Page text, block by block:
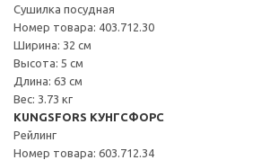
Сушилка посудная
Номер товара: 403.712.30
Ширина: 32 см
Высота: 5 см
Длина: 63 см
Вес: 3.73 кг
KUNGSFORS КУНГСФОРС
Рейлинг
Номер товара: 603.712.34